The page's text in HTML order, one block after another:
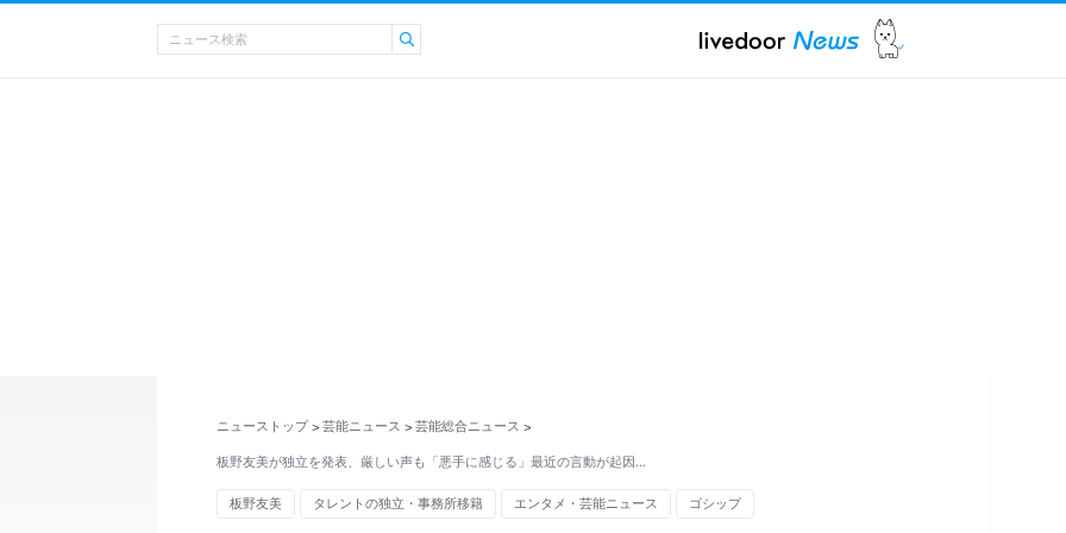
ニューストップ > 芸能ニュース > 芸能総合ニュース >
板野友美が独立を発表、厳しい声も「悪手に感じる」最近の言動が起因…
板野友美 タレントの独立・事務所移籍 エンタメ・芸能ニュース ゴシップ